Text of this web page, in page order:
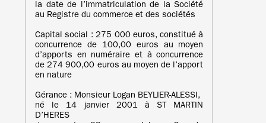
la date de l’immatriculation de la Société
au Registre du commerce et des sociétés
Capital social : 275 000 euros, constitué à
concurrence de 100,00 euros au moyen
d’apports en numéraire et à concurrence
de 274 900,00 euros au moyen de l’apport
en nature
Gérance : Monsieur Logan BEYLIER-ALESSI,
né le 14 janvier 2001 à ST MARTIN
D’HERES